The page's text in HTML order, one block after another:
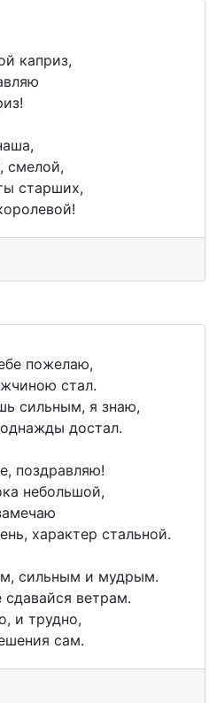
каприз,
смелой,
старших,
пожелаю,
стал.
сильным, я знаю,
достал.
поздравляю!
небольшой,
характер стальной.
сильным и мудрым.
ветрам.
и трудно,
сам.